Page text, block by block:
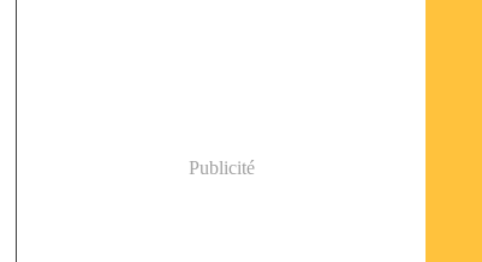
Publicité